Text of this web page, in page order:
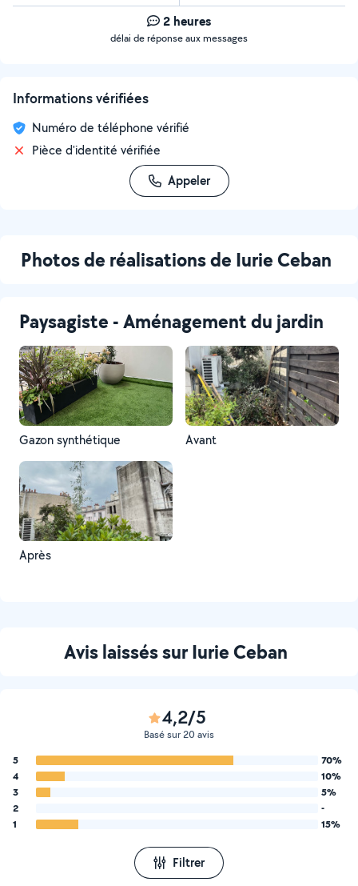
2 heures
délai de réponse aux messages
Informations vérifiées
Numéro de téléphone vérifié
Pièce d'identité vérifiée
Appeler
Photos de réalisations de Iurie Ceban
Paysagiste - Aménagement du jardin
Gazon synthétique Avant
Après
Avis laissés sur Iurie Ceban
4,2/5
Basé sur 20 avis
5
70%
4
10%
3
5%
2
-
1
15%
Filtrer